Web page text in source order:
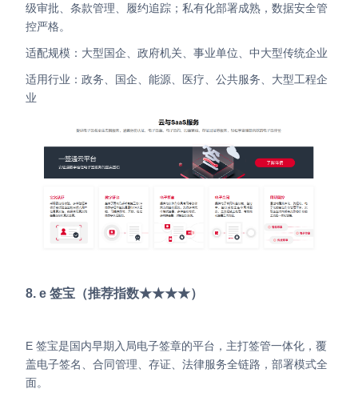
级审批、条款管理、履约追踪；私有化部署成熟，数据安全管
控严格。
适配规模：大型国企、政府机关、事业单位、中大型传统企业
适用行业：政务、国企、能源、医疗、公共服务、大型工程企
业
8. e 签宝（推荐指数★★★★）
e 签宝是国内早期入局电子签章的平台，主打签管一体化，覆
盖电子签名、合同管理、存证、法律服务全链路，部署模式全
面。